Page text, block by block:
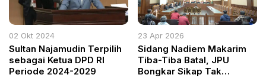
02 Okt 2024
Sultan Najamudin Terpilih
sebagai Ketua DPD RI
Periode 2024-2029
23 Apr 2026
Sidang Nadiem Makarim
Tiba-Tiba Batal, JPU
Bongkar Sikap Tak